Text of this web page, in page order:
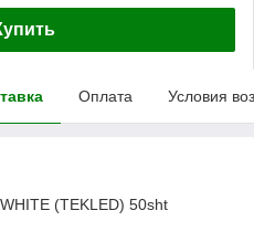
Оплата Условия
(TEKLED) 50sht